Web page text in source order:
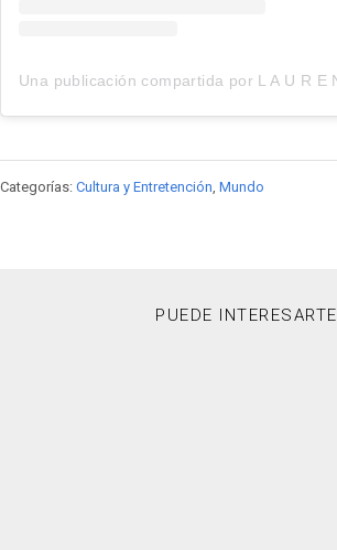
Categorías: Cultura y Entretención, Mundo
PUEDE INTERESARTE